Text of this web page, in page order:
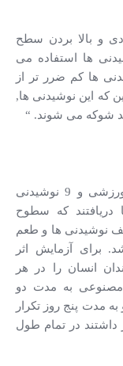
و بالا بردن سطح
ها استفاده می
ها کم ضرر تر از
که این نوشیدنی ها,
شوکه می شوند. “
محققان سطوح اسیدیته در 13 نوشیدنی ورزشی و 9 نوشیدنی
دریافتند که سطوح
نوشیدنی ها و طعم
برای آزمایش اثر
انسان را در هر
و در بزاق مصنوعی به مدت دو
مدت پنج روز تکرار
داشتند در تمام طول